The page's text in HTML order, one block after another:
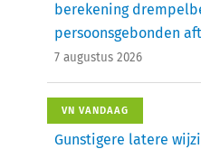
berekening
persoonsgebonden
7 augustus 2026
VN VANDAAG
Gunstigere latere